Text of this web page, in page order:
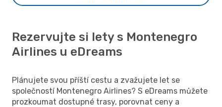
Rezervujte si lety s Montenegro
Airlines u eDreams
Plánujete svou příští cestu a zvažujete let se
společností Montenegro Airlines? S eDreams můžete
prozkoumat dostupné trasy, porovnat ceny a